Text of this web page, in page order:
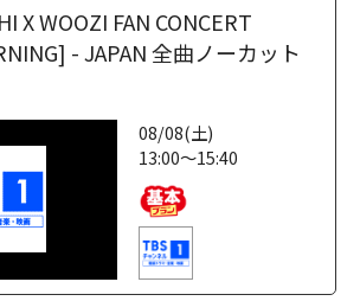
X WOOZI FAN CONCERT
- JAPAN 全曲ノーカット
08/08(土)
13:00～15:40